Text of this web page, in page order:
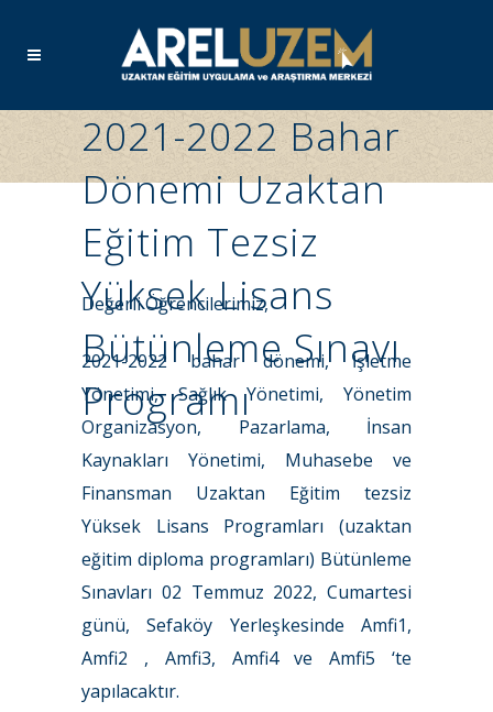
2021-2022 Bahar
Dönemi Uzaktan
Eğitim Tezsiz
Yüksek Lisans
Bütünleme Sınavı
Programı
Değerli Öğrencilerimiz,
2021-2022 bahar dönemi, İşletme
Yönetimi, Sağlık Yönetimi, Yönetim
Organizasyon, Pazarlama, İnsan
Kaynakları Yönetimi, Muhasebe ve
Finansman Uzaktan Eğitim tezsiz
Yüksek Lisans Programları (uzaktan
eğitim diploma programları) Bütünleme
Sınavları 02 Temmuz 2022, Cumartesi
günü, Sefaköy Yerleşkesinde Amfi1,
Amfi2 , Amfi3, Amfi4 ve Amfi5 ‘te
yapılacaktır.